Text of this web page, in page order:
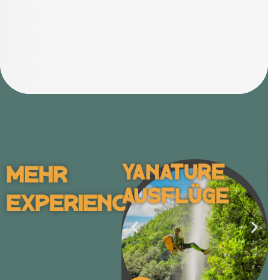
Mehr
Experiences
Yanature
Ausflüge